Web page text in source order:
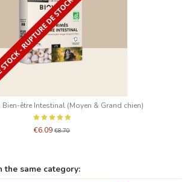
être Intestinal (Moyen & Grand chien)
€6.09 €8.70
the same category: